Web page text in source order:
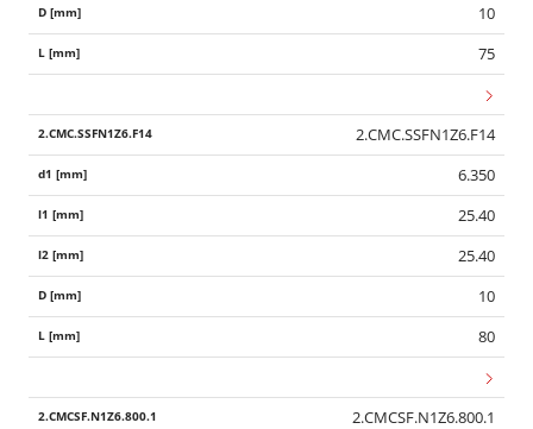
10
75
2.CMC.SSFN1Z6.F14
6.350
25.40
25.40
10
80
2.CMCSF.N1Z6.800.1